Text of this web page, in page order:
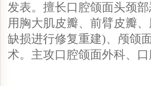
发表。擅长口腔颌面头颈
用胸大肌皮瓣、前臂皮瓣
缺损进行修复重建)、颅颌
术。主攻口腔颌面外科、口